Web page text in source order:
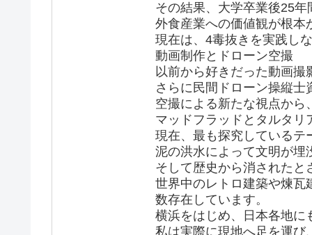
その結果、大学卒業後25
外食産業への価値観が根本
現在は、4毒抜きを実践し
動画制作とドローン空撮
以前から好きだった動画撮
さらに民間ドローン操縦士
空撮による新たな視点から
マッドフラッドとタルタリ
現在、最も探究しているテ
泥の洪水によって文明が埋
そして歴史から消されたと
世界中のレトロ建築や煉瓦
数存在しています。
横浜をはじめ、日本各地に
私は実際に現地へ足を運び